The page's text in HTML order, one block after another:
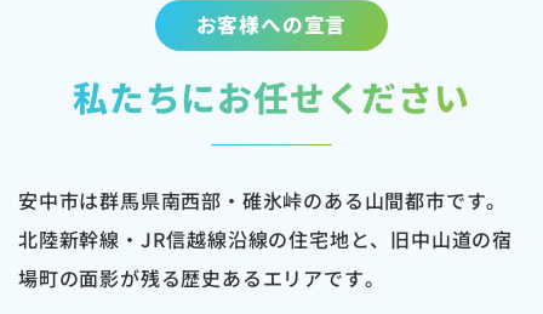
お客様への宣言
私たちにお任せください
安中市は群馬県南西部・碓氷峠のある山間都市です。
北陸新幹線・JR信越線沿線の住宅地と、旧中山道の宿
場町の面影が残る歴史あるエリアです。